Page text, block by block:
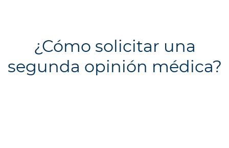
¿Cómo solicitar una
segunda opinión médica?